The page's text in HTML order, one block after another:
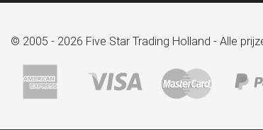
© 2005 - 2026 Five Star Trading Holland - Alle